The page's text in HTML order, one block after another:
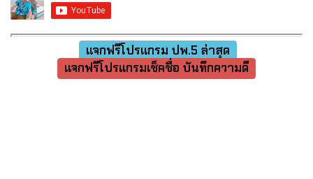
แจกฟรีโปรแกรม ปพ.5 ล่าสุด
แจกฟรีโปรแกรมเช็คชื่อ บันทึกความดี